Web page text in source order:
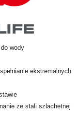
wody
ekstremalnych
ze stali szlachetnej